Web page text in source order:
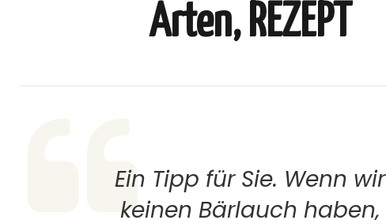
Arten, REZEPT
Ein Tipp für Sie. Wenn wir
keinen Bärlauch haben,